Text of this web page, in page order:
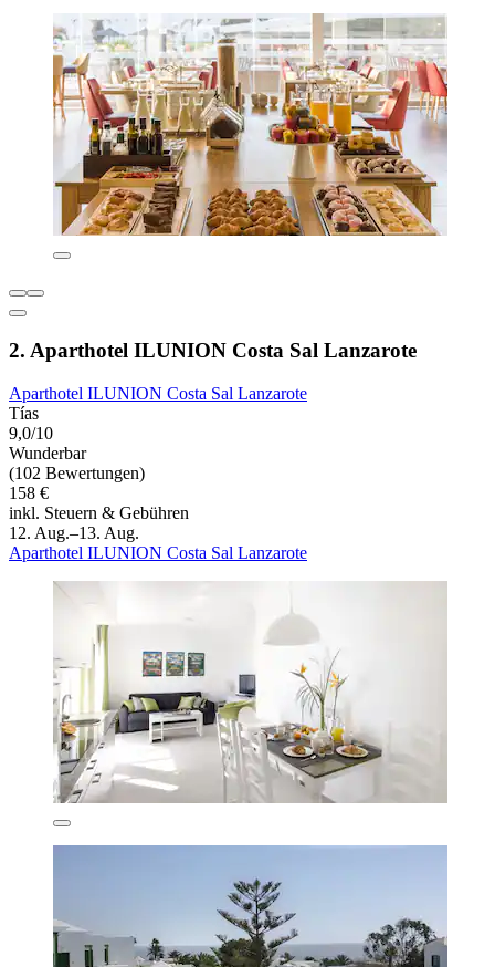
2. Aparthotel ILUNION Costa Sal Lanzarote
Aparthotel ILUNION Costa Sal Lanzarote
Tías
9,0/10
Wunderbar
(102 Bewertungen)
158 €
inkl. Steuern & Gebühren
12. Aug.–13. Aug.
Aparthotel ILUNION Costa Sal Lanzarote